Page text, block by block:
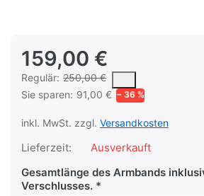
159,00 €
Regulär: 250,00 €
Es handelt sich um den mittleren
Sie sparen: 91,00 € − 36 %
inkl. MwSt. zzgl. Versandkosten
Lieferzeit:
Ausverkauft
Gesamtlänge des Armbands
Verschlusses.